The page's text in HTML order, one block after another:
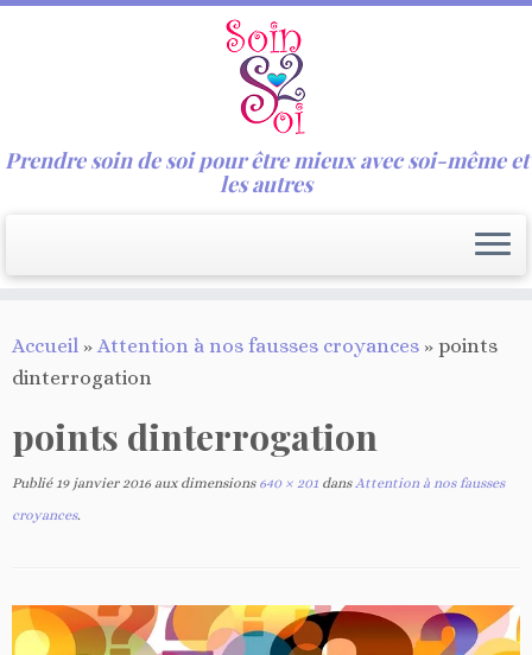
au
contenu
Prendre soin de soi pour être mieux avec soi-même et
les autres
Accueil » Attention à nos fausses croyances » points
dinterrogation
points dinterrogation
Publié 19 janvier 2016 aux dimensions640 × 201 dansAttention à nos fausses
croyances.